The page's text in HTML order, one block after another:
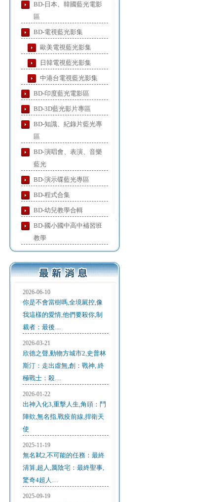
BD-日本、韓國藍光電影
區
BD-電視藍光影集
歐美電視藍光影集
日韓電視藍光影集
中港台電視藍光影集
BD-印度藍光電影區
BD-3D藍光影片專區
BD-知識、紀錄片藍光專
區
BD-演唱會、表演、音樂
藍光
BD-演示碟藍光專區
BD-程式合集
BD-幼兒教學合輯
BD-國小國中高中補習班
教學
2026-06-10
你是不會當樹嗎,全境屍控,像
我這樣的愛情,他們要殺你,制
裁者：最後…
2026-03-21
欣德之聲,動物方城市2,史普林
斯汀：走出虛無,創：戰神, 終
極戰士：殺…
2026-01-22
出神入化3,重擊人生,角頭：鬥
陣欸,無名指,戰疫前線,捍衛天
使
2025-11-19
無名弒2,不可能的任務：最終
清算,超人,厲陰宅：最終聖事,
驚奇4超人…
2025-09-19